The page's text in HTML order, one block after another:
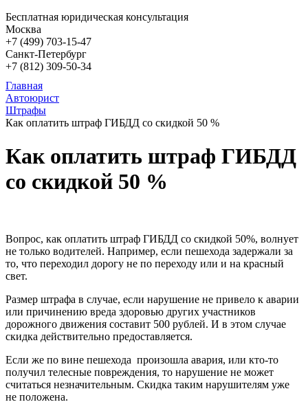
Бесплатная юридическая консультация
Москва
+7 (499) 703-15-47
Санкт-Петербург
+7 (812) 309-50-34
Главная
Автоюрист
Штрафы
Как оплатить штраф ГИБДД со скидкой 50 %
Как оплатить штраф ГИБДД
со скидкой 50 %
Вопрос, как оплатить штраф ГИБДД со скидкой 50%, волнует
не только водителей. Например, если пешехода задержали за
то, что переходил дорогу не по переходу или и на красный
свет.
Размер штрафа в случае, если нарушение не привело к аварии
или причинению вреда здоровью других участников
дорожного движения составит 500 рублей. И в этом случае
скидка действительно предоставляется.
Если же по вине пешехода произошла авария, или кто-то
получил телесные повреждения, то нарушение не может
считаться незначительным. Скидка таким нарушителям уже
не положена.